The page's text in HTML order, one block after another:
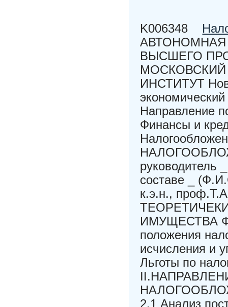
K006348
ВЫСШЕГО
ИНСТИТУТ
Направление
Финансы и
руководитель
составе _
к.э.н.,
ИМУЩЕСТВА
положения
исчисления и
Льготы по
2.1 Анализ